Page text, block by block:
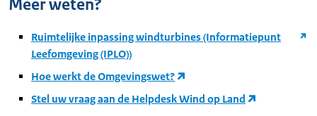
Meer weten?
Ruimtelijke inpassing windturbines (Informatiepunt
Leefomgeving (IPLO))
Hoe werkt de Omgevingswet?
Stel uw vraag aan de Helpdesk Wind op Land